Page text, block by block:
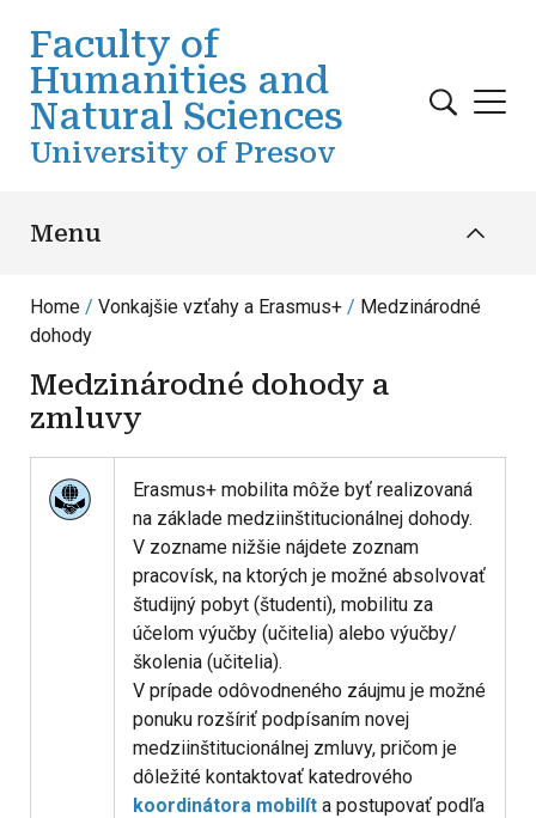
Faculty of
Humanities and
Natural Sciences
University of Presov
Menu
Home Vonkajšie vzťahy a Erasmus+
Medzinárodné
dohody
Medzinárodné dohody a
zmluvy
Erasmus+ mobilita môže byť realizovaná
na základe medziinštitucionálnej dohody.
V zozname nižšie nájdete zoznam
pracovísk, na ktorých je možné absolvovať
študijný pobyt (študenti), mobilitu za
účelom výučby (učitelia) alebo výučby/
školenia (učitelia).
V prípade odôvodneného záujmu je možné
ponuku rozšíriť podpísaním novej
medziinštitucionálnej zmluvy, pričom je
dôležité kontaktovať katedrového
koordinátora mobilít a postupovať podľa